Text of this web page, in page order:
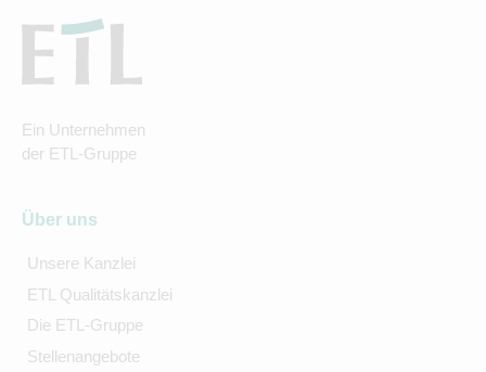
Ein Unternehmen
der ETL-Gruppe
Über uns
Unsere Kanzlei
ETL Qualitätskanzlei
Die ETL-Gruppe
Stellenangebote